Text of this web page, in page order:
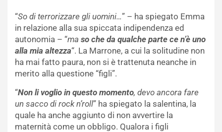
“So di terrorizzare gli uomini…” – ha spiegato Emma
in relazione alla sua spiccata indipendenza ed
autonomia – “ma so che da qualche parte ce n’è uno
alla mia altezza“. La Marrone, a cui la solitudine non
ha mai fatto paura, non si è trattenuta neanche in
merito alla questione “figli”.
“Non li voglio in questo momento, devo ancora fare
un sacco di rock n’roll” ha spiegato la salentina, la
quale ha anche aggiunto di non avvertire la
maternità come un obbligo. Qualora i figli